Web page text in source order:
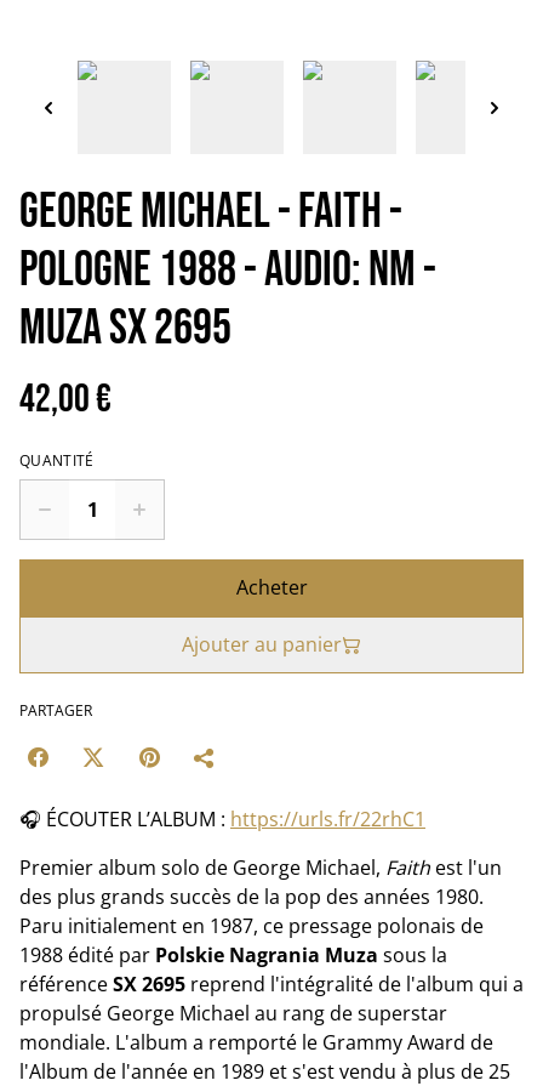
GEORGE MICHAEL - Faith -
Pologne 1988 - Audio: NM -
Muza SX 2695
42,00 €
QUANTITÉ
Acheter
Ajouter au panier
PARTAGER
🎧 ÉCOUTER L’ALBUM : https://urls.fr/22rhC1
Premier album solo de George Michael, Faith est l'un
des plus grands succès de la pop des années 1980.
Paru initialement en 1987, ce pressage polonais de
1988 édité par Polskie Nagrania Muza sous la
référenceSX 2695 reprend l'intégralité de l'album qui a
propulsé George Michael au rang de superstar
mondiale. L'album a remporté le Grammy Award de
l'Album de l'année en 1989 et s'est vendu à plus de 25